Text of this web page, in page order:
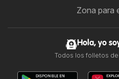
Zona para
Hola, yo
Todos los folletos de